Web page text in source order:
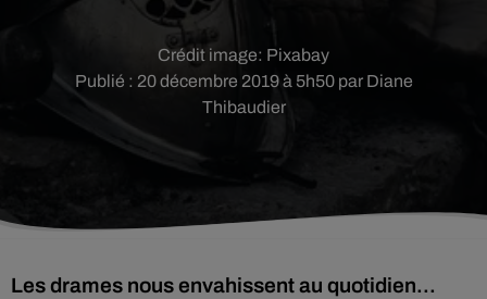
Publié : 20 décembre 2019 à 5h50 par Diane
Thibaudier
Crédit image: Pixabay
Les drames nous envahissent au quotidien...